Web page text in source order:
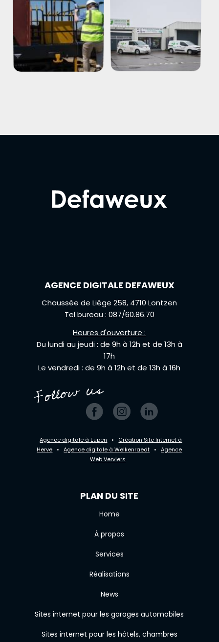
AGENCE DIGITALE DEFAWEUX
Chaussée de Liège 258, 4710 Lontzen
Tel bureau : 087/60.86.70
Heures d'ouverture :
Du lundi au jeudi : de 9h à 12h et de 13h à
17h
Le vendredi : de 9h à 12h et de 13h à 16h
Agence digitale à Eupen •
Création Site Internet à
Herve
• Agence digitale à Welkenraedt •
Agence
Web Verviers
PLAN DU SITE
Home
À propos
Services
Réalisations
News
Sites internet pour les garages automobiles
Sites internet pour les hôtels, chambres